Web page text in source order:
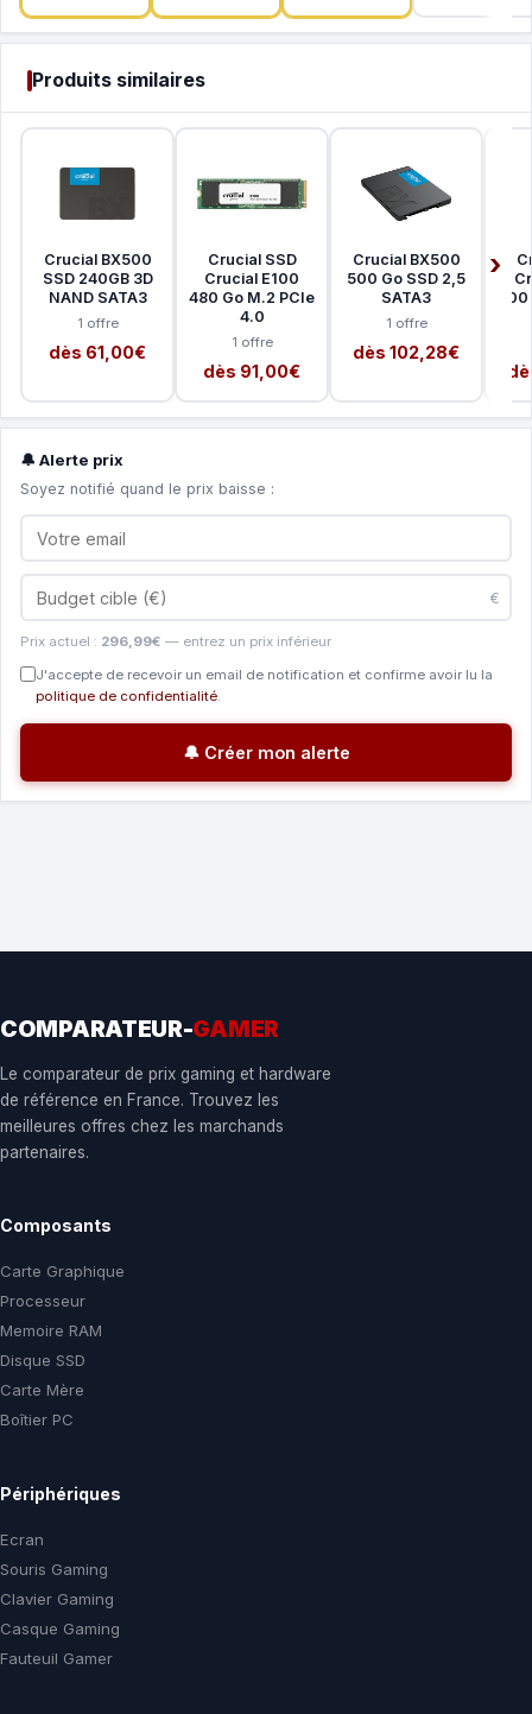
Produits similaires
Crucial BX500
SSD 240GB 3D
NAND SATA3
1 offre
dès 61,00€
Crucial SSD
Crucial E100
480 Go M.2 PCIe
4.0
1 offre
dès 91,00€
Crucial BX500
500 Go SSD 2,5
SATA3
1 offre
dès 102,28€
🔔 Alerte prix
Soyez notifié quand le prix baisse :
€
Prix actuel : 296,99€ — entrez un prix inférieur
J'accepte de recevoir un email de notification et confirme avoir lu la
politique de confidentialité.
🔔 Créer mon alerte
COMPARATEUR-GAMER
Le comparateur de prix gaming et hardware
de référence en France. Trouvez les
meilleures offres chez les marchands
partenaires.
Composants
Carte Graphique
Processeur
Memoire RAM
Disque SSD
Carte Mère
Boîtier PC
Périphériques
Ecran
Souris Gaming
Clavier Gaming
Casque Gaming
Fauteuil Gamer